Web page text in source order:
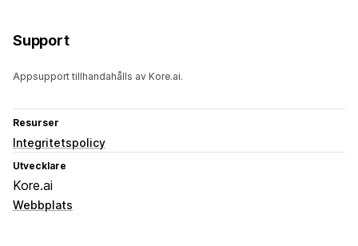
Support
Appsupport tillhandahålls av Kore.ai.
Resurser
Integritetspolicy
Utvecklare
Kore.ai
Webbplats